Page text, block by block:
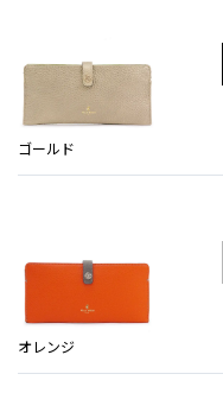
ゴールド
オレンジ